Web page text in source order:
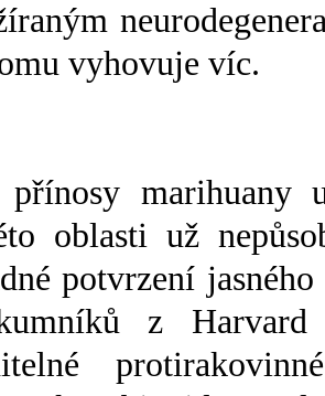
vyhovuje víc.
přínosy
oblasti už
potvrzení
z